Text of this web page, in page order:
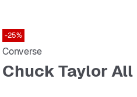
-25%
Converse
Chuck Taylor